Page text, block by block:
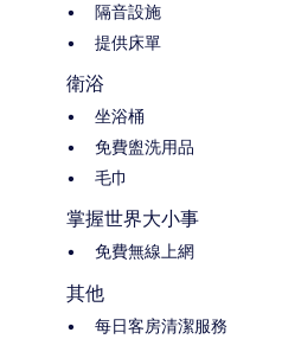
隔音設施
提供床單
衛浴
坐浴桶
免費盥洗用品
毛巾
掌握世界大小事
免費無線上網
其他
每日客房清潔服務